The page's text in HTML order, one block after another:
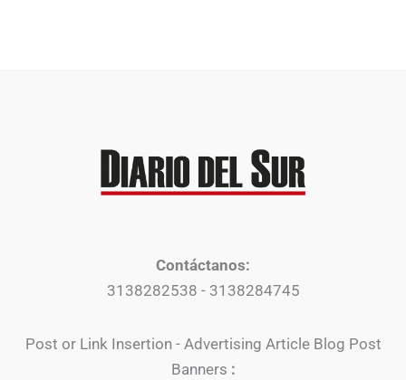
Contáctanos:
3138282538 - 3138284745
Post or Link Insertion - Advertising Article Blog Post
Banners :